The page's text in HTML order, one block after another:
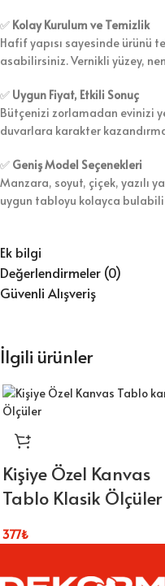
✅ Kolay Kurulum ve Temizlik
Hafif yapısı sayesinde ürünü
asabilirsiniz. Vernikli yüzey,
✅ Uygun Fiyat, Etkili Sonuç
Bütçenizi zorlamadan evinizi
duvarlara karakter
✅ Geniş Model Seçenekleri
Manzara, soyut, çiçek, yazılı
uygun tabloyu kolayca
Ek bilgi
Değerlendirmeler (0)
Güvenli Alışveriş
İlgili ürünler
Kişiye Özel Kanvas
Tablo Klasik Ölçüler
377₺